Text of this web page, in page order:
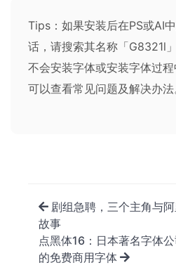
Tips：如果安装后在PS或AI
话，请搜索其名称「G8321l
不会安装字体或安装字体过程
可以查看常见问题及解决办法
剧组急聘，三个主角与
故事
点黑体16：日本著名字体
的免费商用字体